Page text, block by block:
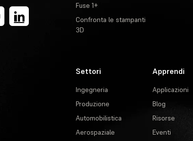
Fuse 1+
Confronta le stampanti
3D
Settori
Ingegneria
Produzione
Automobilistica
Aerospaziale
Apprendi
Applicazioni
Blog
Risorse
Eventi